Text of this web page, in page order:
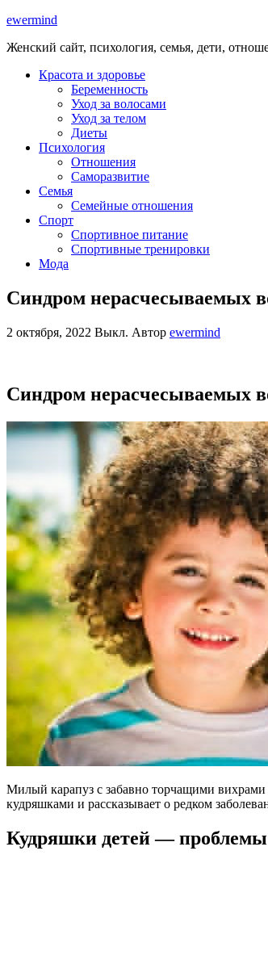
ewermind
Женский сайт, психология, семья, дети,
Красота и здоровье
Беременность
Уход за волосами
Уход за телом
Диеты
Психология
Отношения
Саморазвитие
Семья
Семейные отношения
Спорт
Спортивное питание
Спортивные тренировки
Мода
Синдром нерасчесываемых
2 октября, 2022 Выкл. Автор ewermind
Синдром нерасчесываемых
Милый карапуз с забавно торчащими вихрами
кудряшками и рассказывает о редком
Кудряшки детей — проблемы